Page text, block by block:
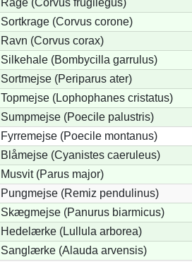
Sortkrage (Corvus corone)
Ravn (Corvus corax)
Silkehale (Bombycilla garrulus)
Sortmejse (Periparus ater)
Topmejse (Lophophanes cristatus)
Sumpmejse (Poecile palustris)
Fyrremejse (Poecile montanus)
Blåmejse (Cyanistes caeruleus)
Musvit (Parus major)
Pungmejse (Remiz pendulinus)
Skægmejse (Panurus biarmicus)
Hedelærke (Lullula arborea)
Sanglærke (Alauda arvensis)